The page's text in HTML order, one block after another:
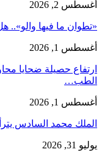
أغسطس 2, 2026
«تطوان ما فيها والو»..
أغسطس 1, 2026
الطب…
أغسطس 1, 2026
الملك محمد السادس
يوليو 31, 2026